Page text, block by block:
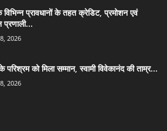
प्रावधानों के तहत क्रेडिट, प्रमोशन एवं
प्रणाली...
2026
को मिला सम्मान, स्वामी विवेकानंद की ताम्र...
2026